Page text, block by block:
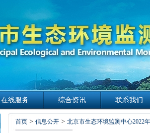
在线服务 综合资讯 联系我们
首页 > 信息公开 > 北京市生态环境监测中心2022